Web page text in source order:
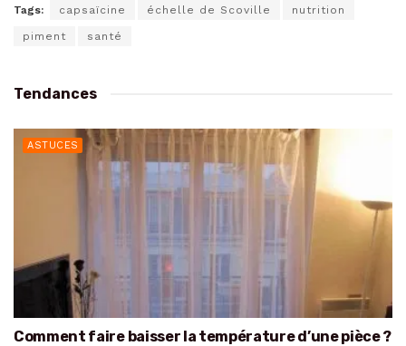
Tags: capsaïcine échelle de Scoville nutrition
piment santé
Tendances
ASTUCES
Comment faire baisser la température d’une pièce ?